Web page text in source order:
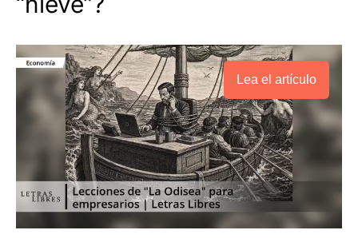
Lea el artículo